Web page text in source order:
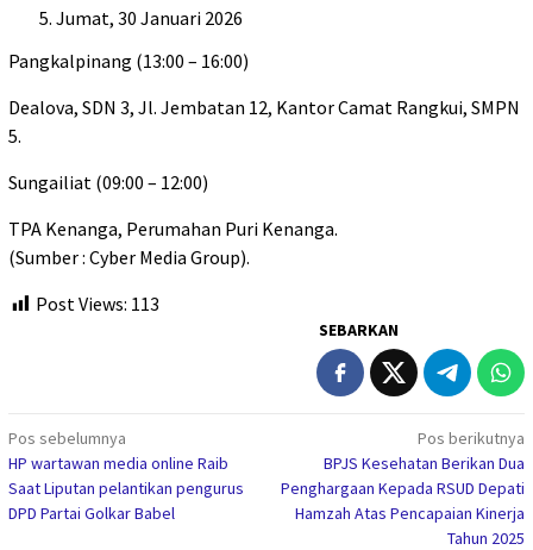
Jumat, 30 Januari 2026
Pangkalpinang (13:00 – 16:00)
Dealova, SDN 3, Jl. Jembatan 12, Kantor Camat Rangkui, SMPN
5.
Sungailiat (09:00 – 12:00)
TPA Kenanga, Perumahan Puri Kenanga.
(Sumber : Cyber Media Group).
Post Views: 113
SEBARKAN
Navigasi
pos
Pos sebelumnya
HP wartawan media online Raib
Saat Liputan pelantikan pengurus
DPD Partai Golkar Babel
Pos berikutnya
BPJS Kesehatan Berikan Dua
Penghargaan Kepada RSUD Depati
Hamzah Atas Pencapaian Kinerja
Tahun 2025